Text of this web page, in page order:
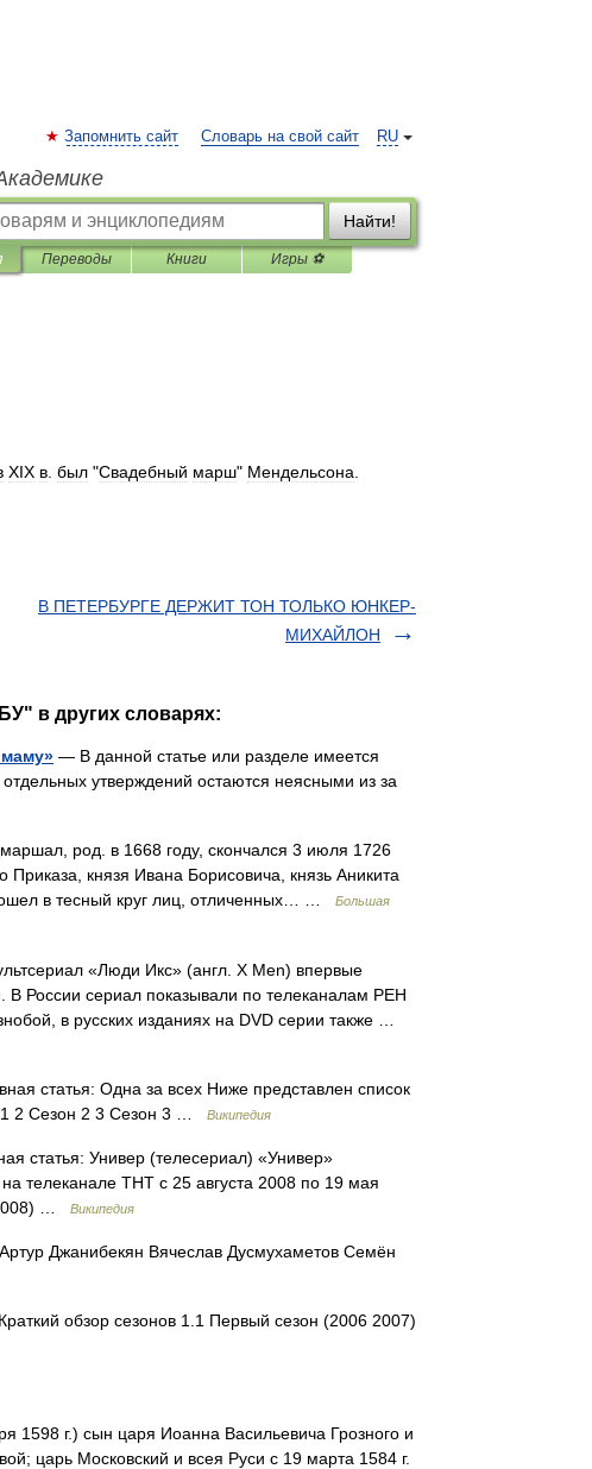
RU
Запомнить сайт Словарь на свой сайт
Найти!
Переводы Книги Игры ⚽
XIX в был "Свадебный марш" Мендельсона
В ПЕТЕРБУРГЕ ДЕРЖИТ ТОН ТОЛЬКО ЮНКЕР-
МИХАЙЛОН
в других словарях:
— В данной статье или разделе имеется
утверждений остаются неясными из за
род. в 1668 году, скончался 3 июля 1726
князя Ивана Борисовича, князь Аникита
в тесный круг лиц, отличенных… …
Большая
«Люди Икс» (англ. X Men) впервые
В России сериал показывали по телеканалам РЕН
в русских изданиях на DVD серии также …
статья: Одна за всех Ниже представлен список
1 2 Сезон 2 3 Сезон 3 …
Википедия
статья: Универ (телесериал) «Универ»
телеканале ТНТ с 25 августа 2008 по 19 мая
…
Википедия
Джанибекян Вячеслав Дусмухаметов Семён
обзор сезонов 1.1 Первый сезон (2006 2007)
1598 г.) сын царя Иоанна Васильевича Грозного и
царь Московский и всея Руси с 19 марта 1584 г.